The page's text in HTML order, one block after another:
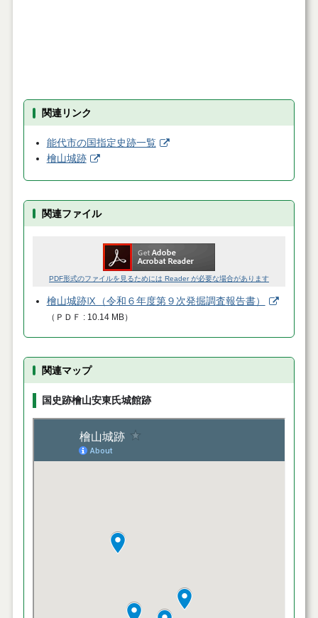
関連リンク
能代市の国指定史跡一覧
檜山城跡
関連ファイル
PDF形式のファイルを見るためには Reader が必要な場合があります
檜山城跡Ⅸ（令和６年度第９次発掘調査報告書）
（ ＰＤＦ 10.14 MB）
関連マップ
国史跡檜山安東氏城館跡